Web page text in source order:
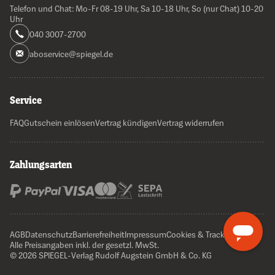
Telefon und Chat: Mo-Fr 08-19 Uhr, Sa 10-18 Uhr, So (nur Chat) 10-20
Uhr
040 3007-2700
aboservice@spiegel.de
Service
FAQGutschein einlösenVertrag kündigenVertrag widerrufen
Zahlungsarten
AGBDatenschutzBarrierefreiheitImpressumCookies & Tracking
Alle Preisangaben inkl. der gesetzl. MwSt.
© 2026 SPIEGEL-Verlag Rudolf Augstein GmbH & Co. KG